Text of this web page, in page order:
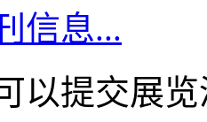
信息...
以提交展